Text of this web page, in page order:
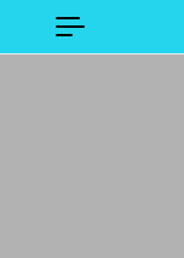
Skip to content